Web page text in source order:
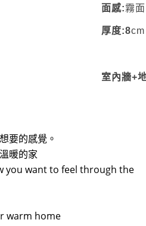
面感:霧
厚度:8cm
室內牆+
要的感覺。
暖的家
you want to feel through the
warm home